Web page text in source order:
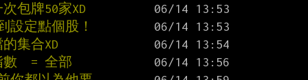
包牌50家XD
設定點個股！
集合XD
數  = 全部